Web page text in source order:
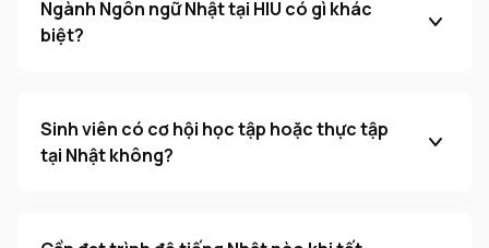
Ngành Ngôn ngữ Nhật tại HIU có gì khác
biệt?
Sinh viên có cơ hội học tập hoặc thực tập
tại Nhật không?